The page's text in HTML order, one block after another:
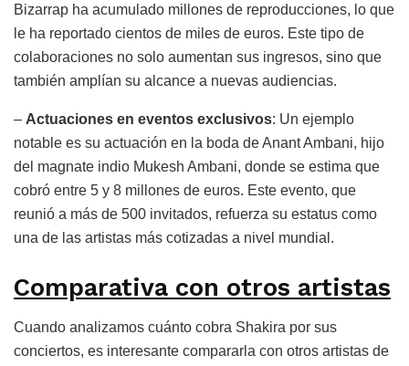
Bizarrap ha acumulado millones de reproducciones, lo que
le ha reportado cientos de miles de euros. Este tipo de
colaboraciones no solo aumentan sus ingresos, sino que
también amplían su alcance a nuevas audiencias.
– Actuaciones en eventos exclusivos: Un ejemplo
notable es su actuación en la boda de Anant Ambani, hijo
del magnate indio Mukesh Ambani, donde se estima que
cobró entre 5 y 8 millones de euros. Este evento, que
reunió a más de 500 invitados, refuerza su estatus como
una de las artistas más cotizadas a nivel mundial.
Comparativa con otros artistas
Cuando analizamos cuánto cobra Shakira por sus
conciertos, es interesante compararla con otros artistas de